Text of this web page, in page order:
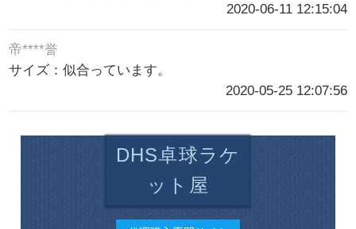
2020-06-11 12:15:04
帝****誉
サイズ：似合っています。
2020-05-25 12:07:56
DHS卓球ラケ
ット屋